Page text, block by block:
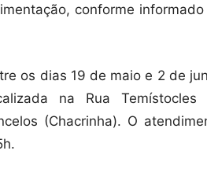
conforme informado
os dias 19 de maio e 2 de
na Rua Temístocles
(Chacrinha). O